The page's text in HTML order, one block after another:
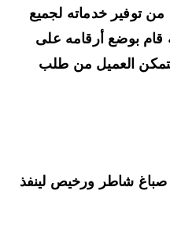
خدماته لجميع
بوضع أرقامه على
العميل من طلب
شاطر ورخيص لينفذ